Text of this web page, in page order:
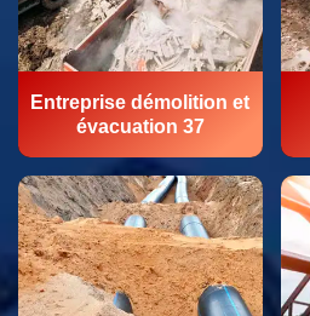
Entreprise démolition et
évacuation 37